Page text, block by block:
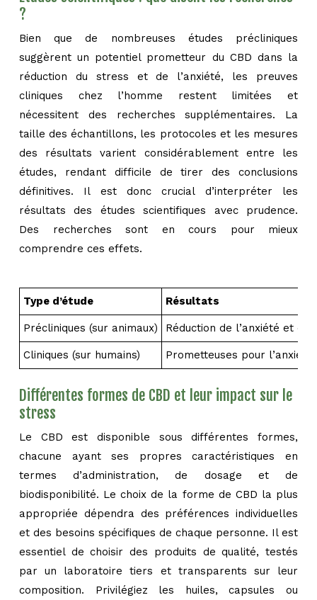
?
Bien que de nombreuses études précliniques
suggèrent un potentiel prometteur du CBD dans la
réduction du stress et de l’anxiété, les preuves
cliniques chez l’homme restent limitées et
nécessitent des recherches supplémentaires. La
taille des échantillons, les protocoles et les mesures
des résultats varient considérablement entre les
études, rendant difficile de tirer des conclusions
définitives. Il est donc crucial d’interpréter les
résultats des études scientifiques avec prudence.
Des recherches sont en cours pour mieux
comprendre ces effets.
Type d’étude Résultats
Précliniques (sur animaux) Réduction de l’anxiété et du
Cliniques (sur humains) Prometteuses pour
Différentes formes de CBD et leur impact sur le
stress
Le CBD est disponible sous différentes formes,
chacune ayant ses propres caractéristiques en
termes d’administration, de dosage et de
biodisponibilité. Le choix de la forme de CBD la plus
appropriée dépendra des préférences individuelles
et des besoins spécifiques de chaque personne. Il est
essentiel de choisir des produits de qualité, testés
par un laboratoire tiers et transparents sur leur
composition. Privilégiez les huiles, capsules ou